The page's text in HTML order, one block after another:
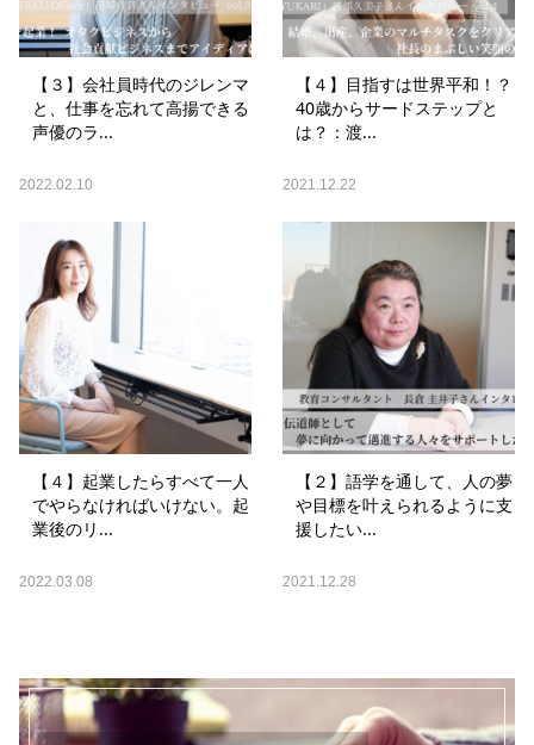
【３】会社員時代のジレンマ
と、仕事を忘れて高揚できる
声優のラ...
2022.02.10
【４】目指すは世界平和！？
40歳からサードステップと
は？：渡...
2021.12.22
【４】起業したらすべて一人
でやらなければいけない。起
業後のリ...
2022.03.08
【２】語学を通して、人の夢
や目標を叶えられるように支
援したい...
2021.12.28